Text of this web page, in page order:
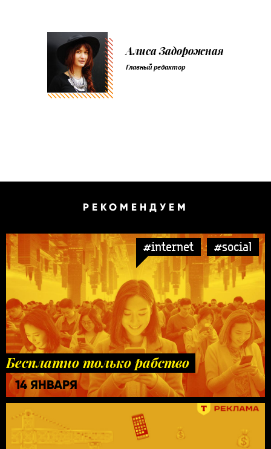
Алиса Задорожная
Главный редактор
РЕКОМЕНДУЕМ
#internet #social
Бесплатно только рабство
14 ЯНВАРЯ